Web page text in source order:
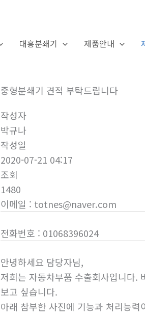
대흥분쇄기 제품안내
중형분쇄기 견적 부탁드립니다
작성자
박규나
작성일
2020-07-21 04:17
조회
1480
이메일 : totnes@naver.com
전화번호 : 01068396024
안녕하세요 담당자님,
저희는 자동차부품 수출회사입니다.
보고 싶습니다.
아래 참부한 사진에 기능과 처리능